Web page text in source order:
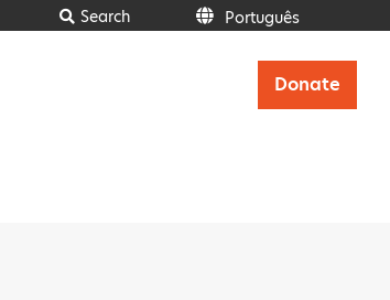
Search
Português
Français
Deutsch
Ελληνικά
Donate